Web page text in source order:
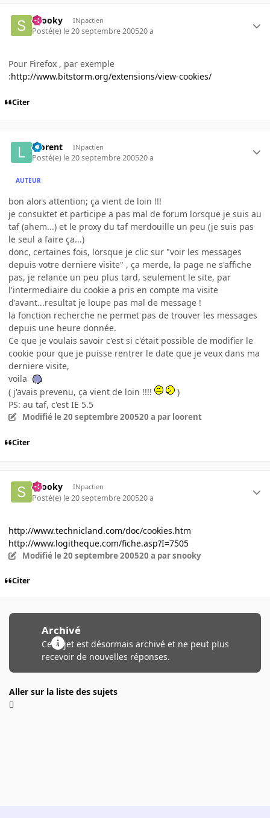
snooky INpactien
Posté(e) le 20 septembre 200520 a
Pour Firefox , par exemple
:http://www.bitstorm.org/extensions/view-cookies/
Citer
loorent INpactien
Posté(e) le 20 septembre 200520 a
AUTEUR
bon alors attention; ça vient de loin !!!
je consuktet et participe a pas mal de forum lorsque je suis au
taf (ahem...) et le proxy du taf merdouille un peu (je suis pas
le seul a faire ça...)
donc, certaines fois, lorsque je clic sur "voir les messages
depuis votre derniere visite" , ça merde, la page ne s'affiche
pas, je relance un peu plus tard, seulement le site, par
l'intermediaire du cookie a pris en compte ma visite
d'avant...resultat je loupe pas mal de message !
la fonction recherche ne permet pas de trouver les messages
depuis une heure donnée.
Ce que je voulais savoir c'est si c'était possible de modifier le
cookie pour que je puisse rentrer le date que je veux dans ma
derniere visite,
voila
( j'avais prevenu, ça vient de loin !!!!
)
PS: au taf, c'est IE 5.5
Modifié le 20 septembre 200520 a par loorent
Citer
snooky INpactien
Posté(e) le 20 septembre 200520 a
http://www.technicland.com/doc/cookies.htm
http://www.logitheque.com/fiche.asp?I=7505
Modifié le 20 septembre 200520 a par snooky
Citer
Archivé
Ce sujet est désormais archivé et ne peut plus
recevoir de nouvelles réponses.
Aller sur la liste des sujets